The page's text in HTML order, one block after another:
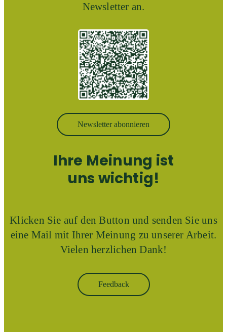
Newsletter an.
Newsletter abonnieren
Ihre Meinung ist
uns wichtig!
Klicken Sie auf den Button und senden Sie uns
eine Mail mit Ihrer Meinung zu unserer Arbeit.
Vielen herzlichen Dank!
Feedback